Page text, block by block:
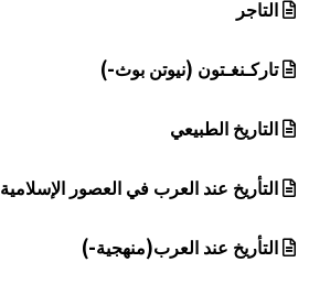
التاجر
تاركـنغـتون (نيوتن بوث-)
التاريخ الطبيعي
التأريخ عند العرب في العصور الإسلامية
التأريخ عند العرب(منهجية-)